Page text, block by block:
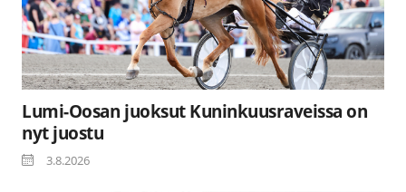
Lumi-Oosan juoksut Kuninkuusraveissa on
nyt juostu
3.8.2026